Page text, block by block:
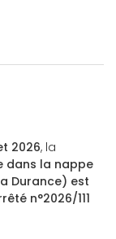
2026, la
dans la nappe
Durance) est
n°2026/111